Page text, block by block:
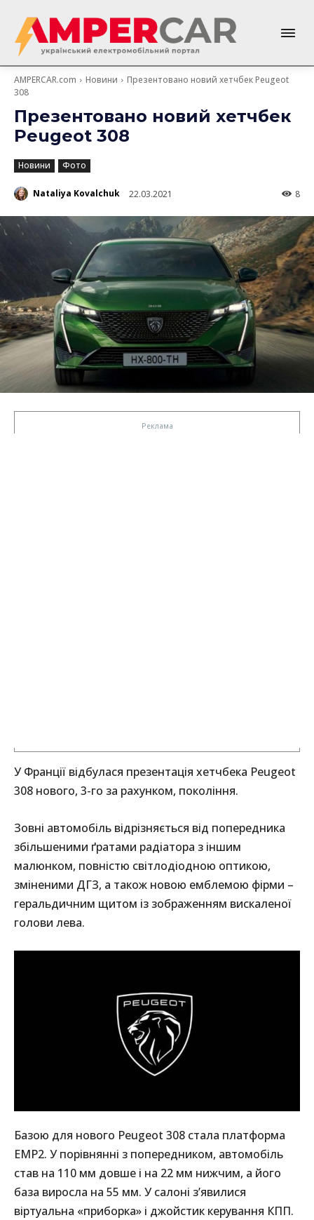
AMPERCAR.com Новини
Презентовано новий хетчбек Peugeot
308
Презентовано новий хетчбек
Peugeot 308
Новини Фото
Nataliya Kovalchuk 22.03.2021 8
У Франції відбулася презентація хетчбека Peugeot
308 нового, 3-го за рахунком, покоління.
Зовні автомобіль відрізняється від попередника
збільшеними ґратами радіатора з іншим
малюнком, повністю світлодіодною оптикою,
зміненими ДГЗ, а також новою емблемою фірми –
геральдичним щитом із зображенням вискаленої
голови лева.
Базою для нового Peugeot 308 стала платформа
EMP2. У порівнянні з попередником, автомобіль
став на 110 мм довше і на 22 мм нижчим, а його
база виросла на 55 мм. У салоні з’явилися
віртуальна «приборка» і джойстик керування КПП.